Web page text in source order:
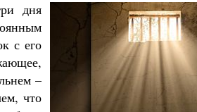
дня
с его
–
что